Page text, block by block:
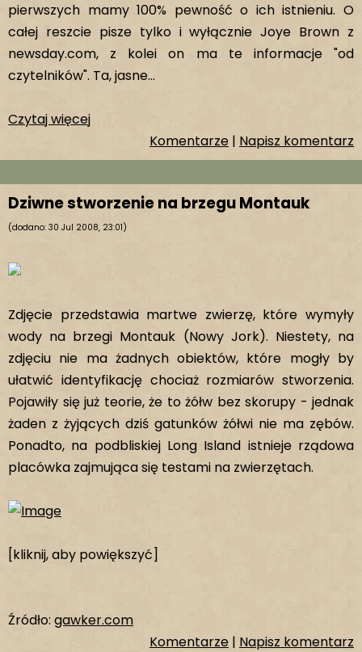
pierwszych mamy 100% pewność o ich istnieniu. O
całej reszcie pisze tylko i wyłącznie Joye Brown z
newsday.com, z kolei on ma te informacje "od
czytelników". Ta, jasne...
Czytaj więcej
Komentarze | Napisz komentarz
Dziwne stworzenie na brzegu Montauk
(dodano: 30 Jul 2008, 23:01)
Zdjęcie przedstawia martwe zwierzę, które wymyły
wody na brzegi Montauk (Nowy Jork). Niestety, na
zdjęciu nie ma żadnych obiektów, które mogły by
ułatwić identyfikację chociaż rozmiarów stworzenia.
Pojawiły się już teorie, że to żółw bez skorupy - jednak
żaden z żyjących dziś gatunków żółwi nie ma zębów.
Ponadto, na podbliskiej Long Island istnieje rządowa
placówka zajmująca się testami na zwierzętach.
[kliknij, aby powiększyć]
Źródło: gawker.com
Komentarze | Napisz komentarz